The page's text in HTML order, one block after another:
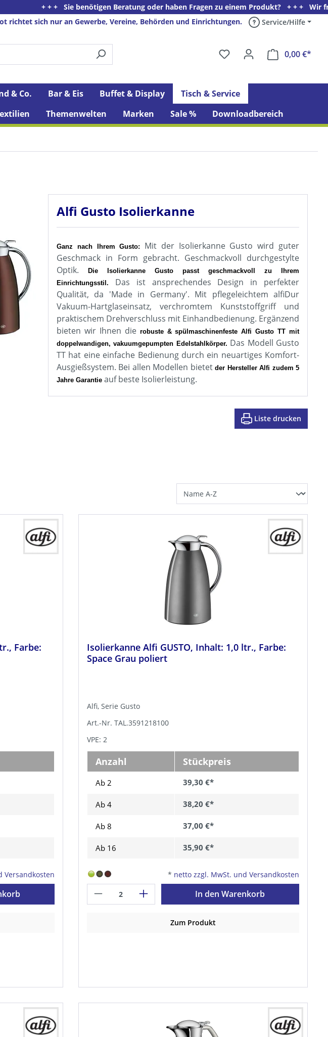
+ + + Sie benötigen Beratung oder haben Fragen zu einem Produkt? + + + Wir freuen uns
richtet sich nur an Gewerbe, Vereine, Behörden und Einrichtungen. Service/Hilfe
0,00 €*
& Co. Bar & Eis Buffet & Display
Tisch & Service
Themenwelten Marken Sale % Downloadbereich
Alfi Gusto Isolierkanne
Ganz nach Ihrem Gusto: Mit der Isolierkanne Gusto wird guter
Geschmack in Form gebracht. Geschmackvoll durchgestylte
Optik.
Die Isolierkanne Gusto passt geschmackvoll zu Ihrem
Einrichtungsstil.
Das ist ansprechendes Design in perfekter
Qualität, da 'Made in Germany'. Mit pflegeleichtem alfiDur
Vakuum-Hartglaseinsatz, verchromtem Kunststoffgriff und
praktischem Drehverschluss mit Einhandbedienung. Ergänzend
bieten wir Ihnen die robuste & spülmaschinenfeste Alfi Gusto TT mit
doppelwandigen, vakuumgepumpten Edelstahlkörper. Das Modell Gusto
TT hat eine einfache Bedienung durch ein neuartiges Komfort-
Ausgießsystem. Bei allen Modellen bietetder Hersteller Alfi zudem 5
Jahre Garantie auf beste Isolierleistung.
Liste drucken
Farbe:
Versandkosten
Isolierkanne Alfi GUSTO, Inhalt: 1,0 ltr., Farbe:
Space Grau poliert
Alfi, Serie Gusto
Art.-Nr. TAL.3591218100
VPE: 2
Anzahl Stückpreis
Ab 2 39,30 €*
Ab 4 38,20 €*
Ab 8 37,00 €*
Ab 16 35,90 €*
* netto zzgl. MwSt. und Versandkosten
In den Warenkorb
Zum Produkt